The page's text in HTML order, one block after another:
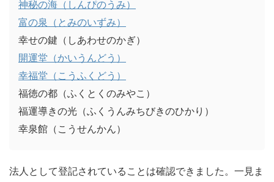
神秘の海（しんぴのうみ）
富の泉（とみのいずみ）
幸せの鍵（しあわせのかぎ）
開運堂（かいうんどう）
幸福堂（こうふくどう）
福徳の都（ふくとくのみやこ）
福運導きの光（ふくうんみちびきのひかり）
幸泉館（こうせんかん）
法人として登記されていることは確認できました。一見ま